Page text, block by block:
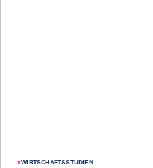
#WIRTSCHAFTSSTUDIEN